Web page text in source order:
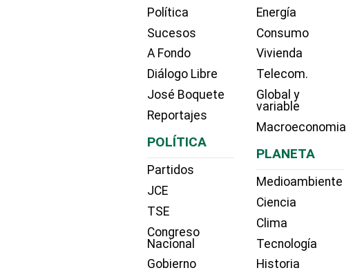
Política
Sucesos
A Fondo
Diálogo Libre
José Boquete
Reportajes
POLÍTICA
Partidos
JCE
TSE
Congreso
Nacional
Gobierno
Energía
Consumo
Vivienda
Telecom.
Global y
variable
Macroeconomia
PLANETA
Medioambiente
Ciencia
Clima
Tecnología
Historia